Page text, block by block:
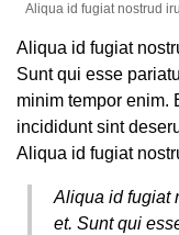
Aliqua id fugiat nostrud
Aliqua id fugiat
Sunt qui esse
minim tempor enim.
incididunt sint
Aliqua id fugiat
Aliqua id fugiat
et. Sunt qui